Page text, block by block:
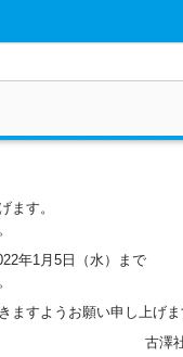
ます。
年1月5日（水）まで
ますようお願い申し上げま
古澤